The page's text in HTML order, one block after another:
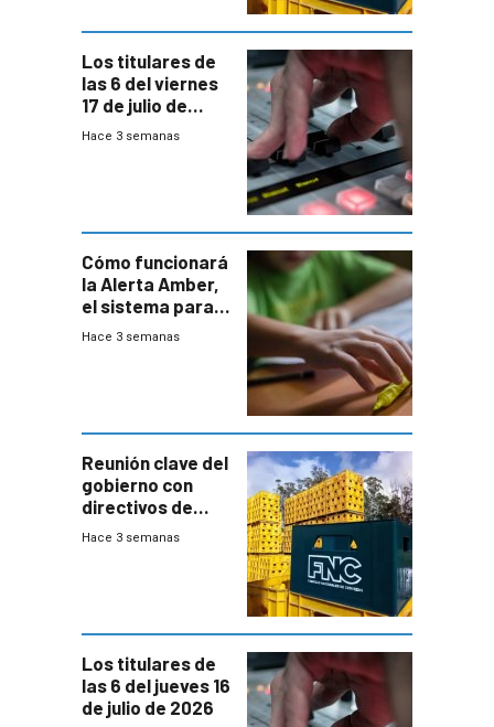
Los titulares de
las 6 del viernes
17 de julio de
2026
Hace 3 semanas
Cómo funcionará
la Alerta Amber,
el sistema para
la búsqueda
Hace 3 semanas
Reunión clave del
gobierno con
directivos de
Fábricas
Hace 3 semanas
Los titulares de
las 6 del jueves 16
de julio de 2026